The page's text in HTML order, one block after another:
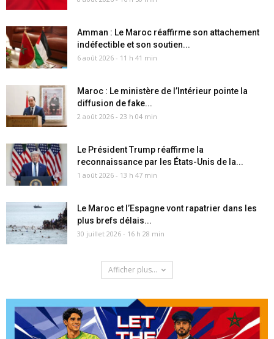
Amman : Le Maroc réaffirme son attachement
indéfectible et son soutien...
6 août 2026 - 11 h 41 min
Maroc : Le ministère de l’Intérieur pointe la
diffusion de fake...
2 août 2026 - 23 h 04 min
Le Président Trump réaffirme la
reconnaissance par les États-Unis de la...
1 août 2026 - 13 h 47 min
Le Maroc et l’Espagne vont rapatrier dans les
plus brefs délais...
30 juillet 2026 - 16 h 28 min
Afficher plus...